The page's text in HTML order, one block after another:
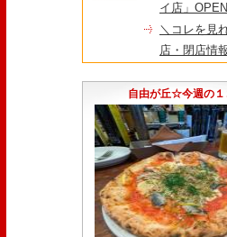
イ店」OPEN
＼コレを見
店・閉店情
永久パス配
自由が丘☆今週の１